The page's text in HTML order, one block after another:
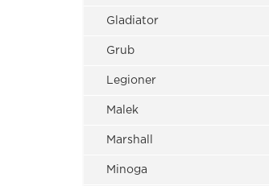
Gladiator
Grub
Legioner
Malek
Marshall
Minoga